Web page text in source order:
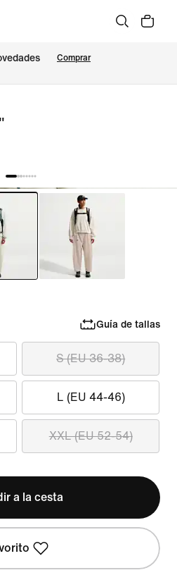
Comprar
Guía de tallas
S (EU 36-38)
L (EU 44-46)
XXL (EU 52-54)
a la cesta